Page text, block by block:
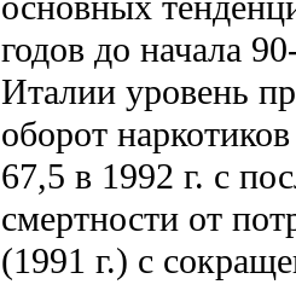
годов до начала
Италии уровень
оборот
67,5 в 1992 г. с
смертности от
(1991 г.) с